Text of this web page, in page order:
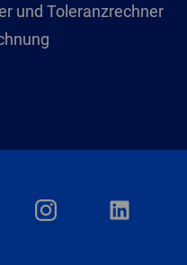
und Toleranzrechner